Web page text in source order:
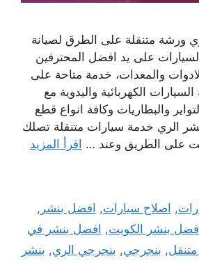
ورشة متنقلة على الطرق لصيانة
على يد افضل المحترفين
والمعدات، خدمة متاحة على
الكهربائية واليدوية مع
والبطاريات وكافة انواع قطع
الري خدمة سيارات متنقلة تصلك
على الطريق وعند … اقرأ المزيد
, اصلاح سيارات, افضل بنشر ,
افضل بنشر الكويت, افضل بنشر في
متنقل, بنجرجي, بنجرجي الري, بنشر